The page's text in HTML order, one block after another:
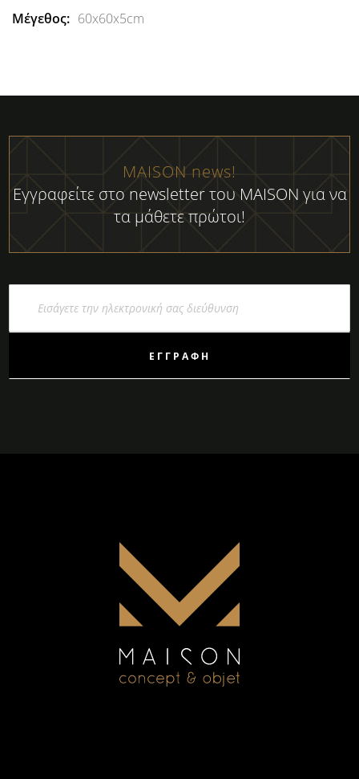
60x60x5cm
MAISON news!
Εγγραφείτε στο newsletter του MAISON για να
τα μάθετε πρώτοι!
ΕΓΓΡΑΦΉ